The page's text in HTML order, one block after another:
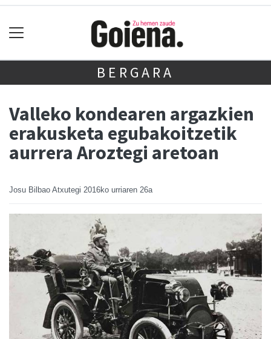
BERGARA
Valleko kondearen argazkien
erakusketa egubakoitzetik
aurrera Aroztegi aretoan
Josu Bilbao Atxutegi 2016ko urriaren 26a